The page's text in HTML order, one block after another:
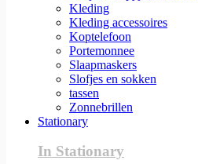
Kleding
Kleding accessoires
Koptelefoon
Portemonnee
Slaapmaskers
Slofjes en sokken
tassen
Zonnebrillen
Stationary
In Stationary